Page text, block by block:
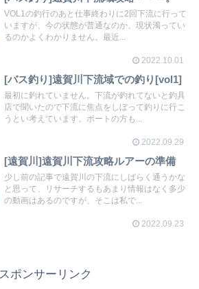
VOL1の釣行のあと仕事終わりに2回下流に行って
いますが、今の状態が普通なのか、現状濁ってい
るのかよくわかりません。最近...
2022.10.01
[バス釣り]遠賀川下流域での釣り[vol1]
最初に釣れていません。下流が釣れてないと釣具
店で聞いたので下流に焦点をしぼって釣りに行こ
うとい考えています。ボートの方も...
2022.09.29
[遠賀川]遠賀川下流攻略ルアーの準備
少し前の記事で遠賀川の下流にしばらく通うかな
と思って、リサーチするもあまり情報はなく多少
の動画はあるのですが、そこは私で...
2022.09.23
スポンサーリンク